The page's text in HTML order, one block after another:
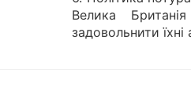
Велика
задовольнити їхні